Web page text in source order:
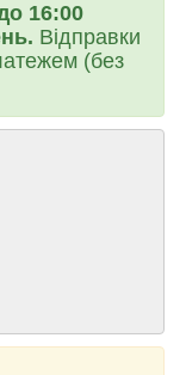
16:00
Відправки
(без